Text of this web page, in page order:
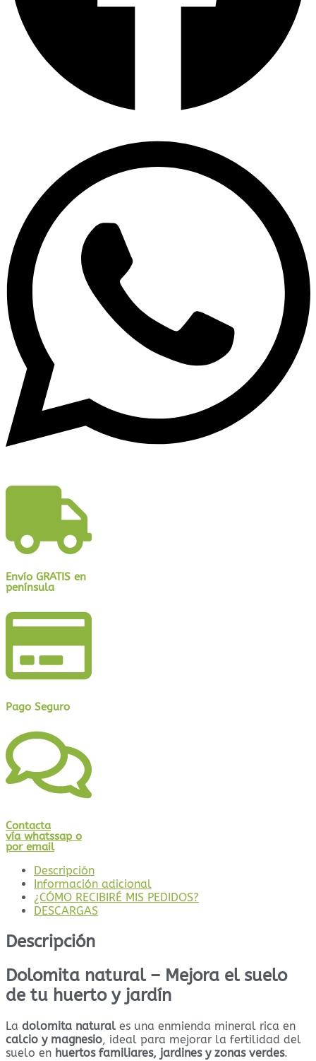
Envío GRATIS en
península
Pago Seguro
Contacta
vía whatssap o
por email
Descripción
Información adicional
¿CÓMO RECIBIRÉ MIS PEDIDOS?
DESCARGAS
Descripción
Dolomita natural – Mejora el suelo
de tu huerto y jardín
La dolomita natural es una enmienda mineral rica en
calcio y magnesio, ideal para mejorar la fertilidad del
suelo en huertos familiares, jardines y zonas verdes.